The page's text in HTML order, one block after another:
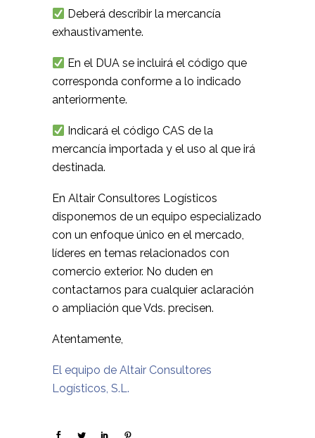
Deberá describir la mercancía
exhaustivamente.
En el DUA se incluirá el código que
corresponda conforme a lo indicado
anteriormente.
Indicará el código CAS de la
mercancía importada y el uso al que irá
destinada.
En Altair Consultores Logísticos
disponemos de un equipo especializado
con un enfoque único en el mercado,
líderes en temas relacionados con
comercio exterior. No duden en
contactarnos para cualquier aclaración
o ampliación que Vds. precisen.
Atentamente,
El equipo de Altair Consultores
Logísticos, S.L.